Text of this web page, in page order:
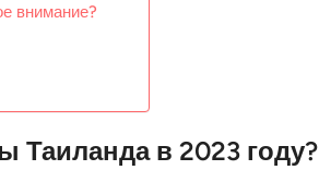
внимание?
Таиланда в 2023 году?